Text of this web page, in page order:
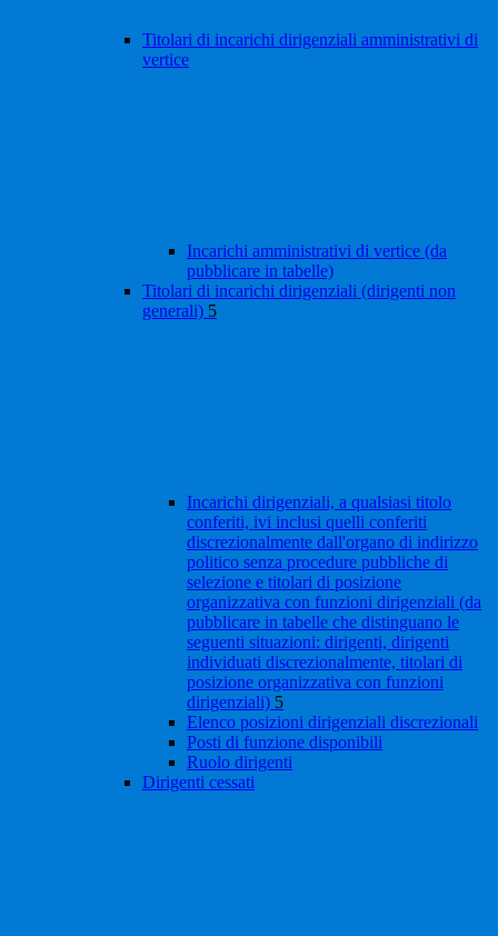
Titolari di incarichi dirigenziali amministrativi di
vertice
Incarichi amministrativi di vertice (da
pubblicare in tabelle)
Titolari di incarichi dirigenziali (dirigenti non
generali) 5
Incarichi dirigenziali, a qualsiasi titolo
conferiti, ivi inclusi quelli conferiti
discrezionalmente dall'organo di indirizzo
politico senza procedure pubbliche di
selezione e titolari di posizione
organizzativa con funzioni dirigenziali (da
pubblicare in tabelle che distinguano le
seguenti situazioni: dirigenti, dirigenti
individuati discrezionalmente, titolari di
posizione organizzativa con funzioni
dirigenziali) 5
Elenco posizioni dirigenziali discrezionali
Posti di funzione disponibili
Ruolo dirigenti
Dirigenti cessati